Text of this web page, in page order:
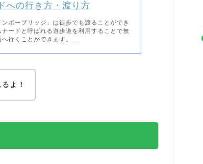
への行き方・渡り方
ボーブリッジ」は徒歩でも渡ることができ
ードと呼ばれる遊歩道を利用することで無
行くことができます。...
よ！